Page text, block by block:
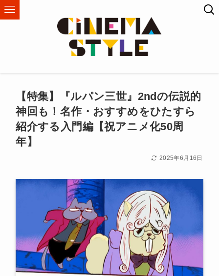
【特集】『ルパン三世』2ndの伝説的
神回も！名作・おすすめをひたすら
紹介する入門編【祝アニメ化50周
年】
2025年6月16日